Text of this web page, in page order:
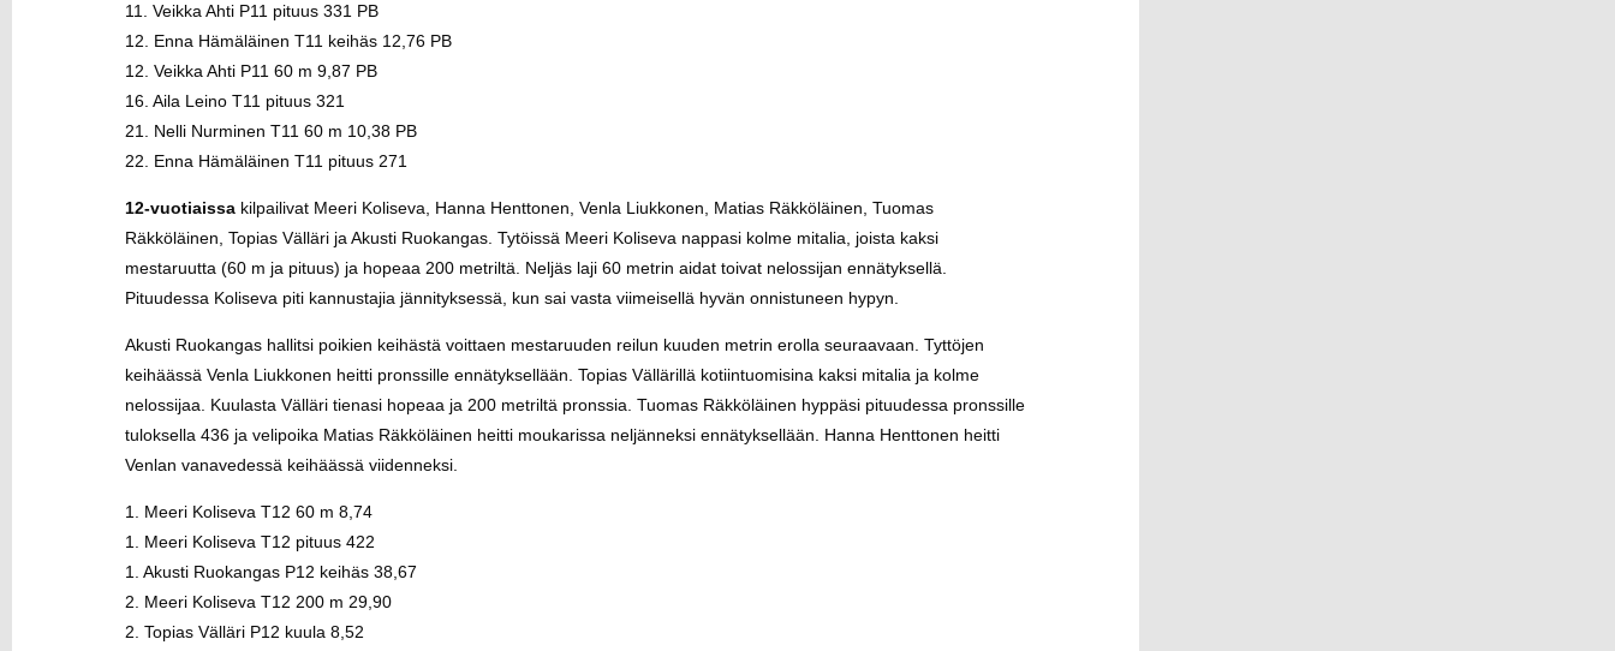
11. Veikka Ahti P11 pituus 331 PB
12. Enna Hämäläinen T11 keihäs 12,76 PB
12. Veikka Ahti P11 60 m 9,87 PB
16. Aila Leino T11 pituus 321
21. Nelli Nurminen T11 60 m 10,38 PB
22. Enna Hämäläinen T11 pituus 271
12-vuotiaissa kilpailivat Meeri Koliseva, Hanna Henttonen, Venla Liukkonen, Matias Räkköläinen, Tuomas
Räkköläinen, Topias Välläri ja Akusti Ruokangas. Tytöissä Meeri Koliseva nappasi kolme mitalia, joista kaksi
mestaruutta (60 m ja pituus) ja hopeaa 200 metriltä. Neljäs laji 60 metrin aidat toivat nelossijan ennätyksellä.
Pituudessa Koliseva piti kannustajia jännityksessä, kun sai vasta viimeisellä hyvän onnistuneen hypyn.
Akusti Ruokangas hallitsi poikien keihästä voittaen mestaruuden reilun kuuden metrin erolla seuraavaan. Tyttöjen
keihäässä Venla Liukkonen heitti pronssille ennätyksellään. Topias Vällärillä kotiintuomisina kaksi mitalia ja kolme
nelossijaa. Kuulasta Välläri tienasi hopeaa ja 200 metriltä pronssia. Tuomas Räkköläinen hyppäsi pituudessa pronssille
tuloksella 436 ja velipoika Matias Räkköläinen heitti moukarissa neljänneksi ennätyksellään. Hanna Henttonen heitti
Venlan vanavedessä keihäässä viidenneksi.
1. Meeri Koliseva T12 60 m 8,74
1. Meeri Koliseva T12 pituus 422
1. Akusti Ruokangas P12 keihäs 38,67
2. Meeri Koliseva T12 200 m 29,90
2. Topias Välläri P12 kuula 8,52